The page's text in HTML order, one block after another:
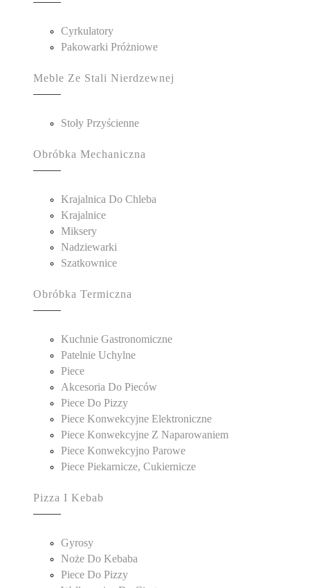
Cyrkulatory
Pakowarki Próżniowe
Meble Ze Stali Nierdzewnej
Stoły Przyścienne
Obróbka Mechaniczna
Krajalnica Do Chleba
Krajalnice
Miksery
Nadziewarki
Szatkownice
Obróbka Termiczna
Kuchnie Gastronomiczne
Patelnie Uchylne
Piece
Akcesoria Do Pieców
Piece Do Pizzy
Piece Konwekcyjne Elektroniczne
Piece Konwekcyjne Z Naparowaniem
Piece Konwekcyjno Parowe
Piece Piekarnicze, Cukiernicze
Pizza I Kebab
Gyrosy
Noże Do Kebaba
Piece Do Pizzy